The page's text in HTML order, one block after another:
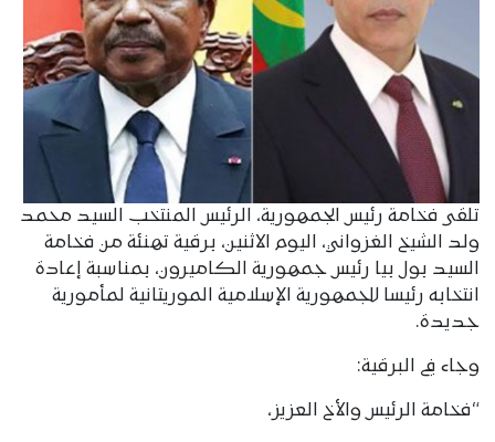
تلقى فخامة رئيس الجمهورية، الرئيس المنتخب السيد محمد
ولد الشيخ الغزواني، اليوم الاثنين، برقية تهنئة من فخامة
السيد بول بيا رئيس جمهورية الكاميرون، بمناسبة إعادة
انتخابه رئيسا للجمهورية الإسلامية الموريتانية لمأمورية
جديدة.
وجاء في البرقية:
“فخامة الرئيس والأخ العزيز،